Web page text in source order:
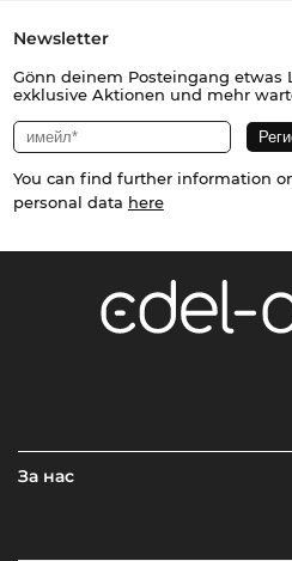
Newsletter
Gönn deinem Posteingang etwas
exklusive Aktionen und mehr
You can find further information
personal data here
За нас